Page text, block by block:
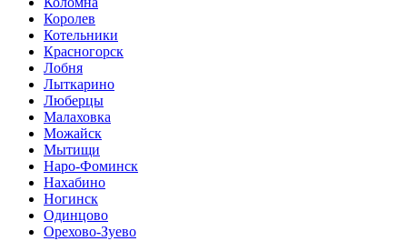
Королев
Котельники
Красногорск
Лобня
Лыткарино
Люберцы
Малаховка
Можайск
Мытищи
Наро-Фоминск
Нахабино
Ногинск
Одинцово
Орехово-Зуево